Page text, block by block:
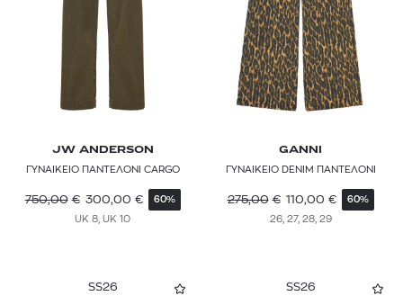
JW ANDERSON
ΓΥΝΑΙΚΕΙΟ ΠΑΝΤΕΛΟΝΙ CARGO
750,00 € 300,00 € 60%
UK 8, UK 10
GANNI
ΓΥΝΑΙΚΕΙΟ DENIM ΠΑΝΤΕΛΟΝΙ
275,00 € 110,00 € 60%
26, 27, 28, 29
SS26 SS26